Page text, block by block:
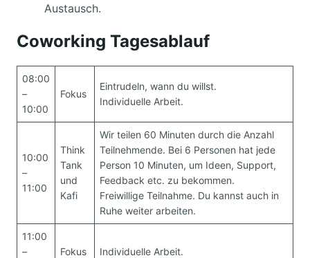
Austausch.
Coworking Tagesablauf
08:00
–
10:00
Fokus
Eintrudeln, wann du willst.
Individuelle Arbeit.
10:00
–
11:00
Think
Tank
und
Kafi
Wir teilen 60 Minuten durch die Anzahl
Teilnehmende. Bei 6 Personen hat jede
Person 10 Minuten, um Ideen, Support,
Feedback etc. zu bekommen.
Freiwillige Teilnahme. Du kannst auch in
Ruhe weiter arbeiten.
11:00
–
Fokus Individuelle Arbeit.